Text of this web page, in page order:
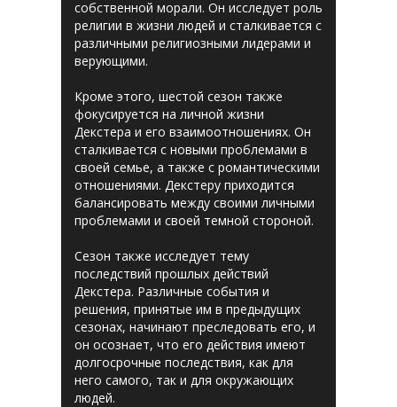
собственной морали. Он исследует роль
религии в жизни людей и сталкивается с
различными религиозными лидерами и
верующими.
Кроме этого, шестой сезон также
фокусируется на личной жизни
Декстера и его взаимоотношениях. Он
сталкивается с новыми проблемами в
своей семье, а также с романтическими
отношениями. Декстеру приходится
балансировать между своими личными
проблемами и своей темной стороной.
Сезон также исследует тему
последствий прошлых действий
Декстера. Различные события и
решения, принятые им в предыдущих
сезонах, начинают преследовать его, и
он осознает, что его действия имеют
долгосрочные последствия, как для
него самого, так и для окружающих
людей.